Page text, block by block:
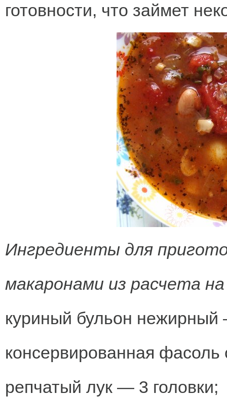
готовности, что займет
Ингредиенты для
макаронами из расчета
куриный бульон
консервированная
репчатый лук — 3 головки;